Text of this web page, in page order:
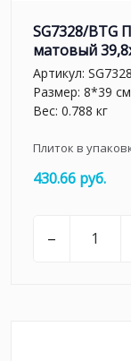
SG7328/BTG
матовый
Артикул:
Размер: 8*39 см
Вес: 0.788 кг
Плиток в
430.66 руб.
–